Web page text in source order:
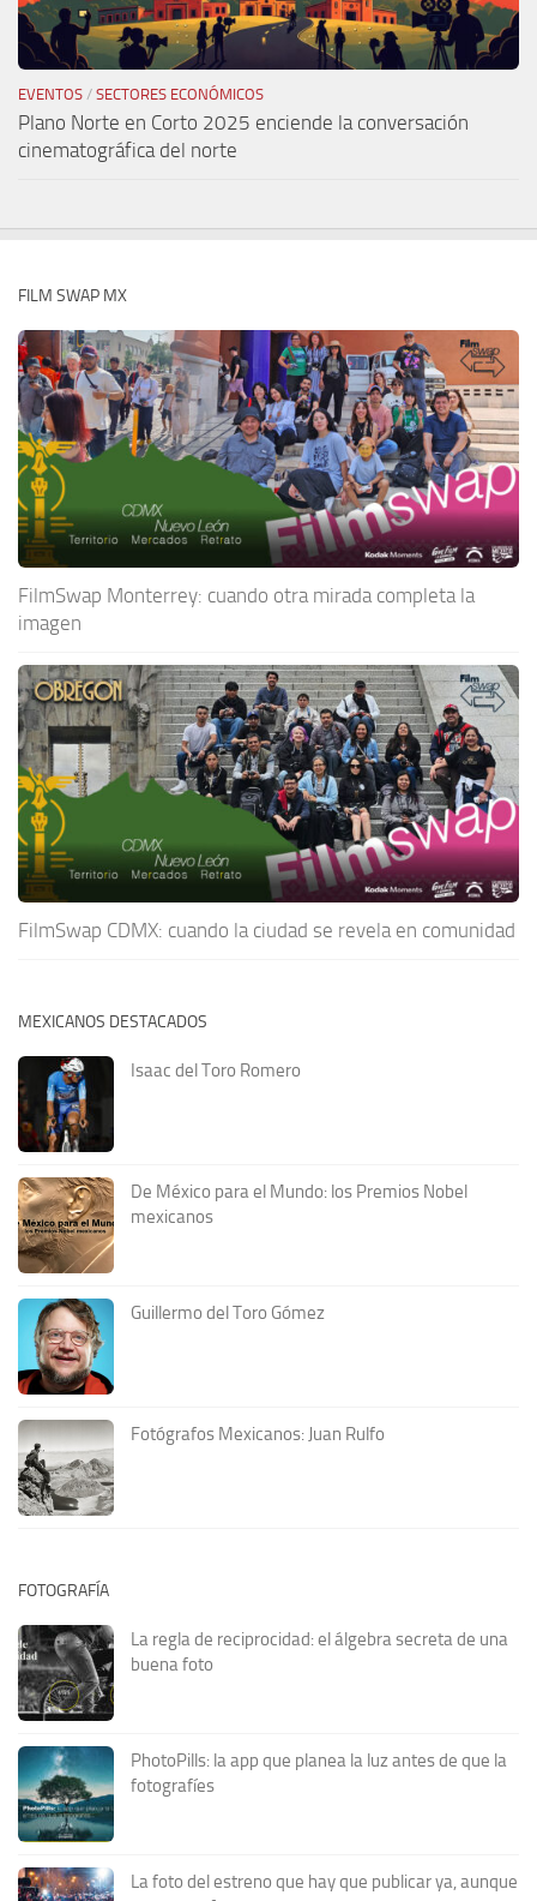
EVENTOS / SECTORES ECONÓMICOS
Plano Norte en Corto 2025 enciende la conversación
cinematográfica del norte
FILM SWAP MX
FilmSwap Monterrey: cuando otra mirada completa la
imagen
FilmSwap CDMX: cuando la ciudad se revela en comunidad
MEXICANOS DESTACADOS
Isaac del Toro Romero
De México para el Mundo: los Premios Nobel
mexicanos
Guillermo del Toro Gómez
Fotógrafos Mexicanos: Juan Rulfo
FOTOGRAFÍA
La regla de reciprocidad: el álgebra secreta de una
buena foto
PhotoPills: la app que planea la luz antes de que la
fotografíes
La foto del estreno que hay que publicar ya, aunque